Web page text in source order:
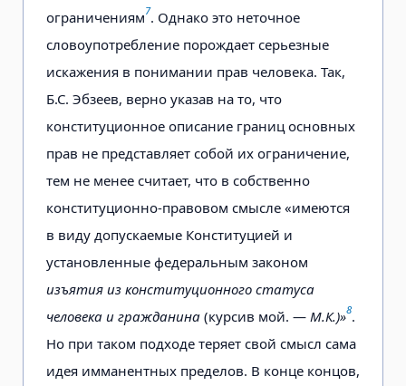
ограничениям7. Однако это неточное
словоупотребление порождает серьезные
искажения в понимании прав человека. Так,
Б.С. Эбзеев, верно указав на то, что
конституционное описание границ основных
прав не представляет собой их ограничение,
тем не менее считает, что в собственно
конституционно-правовом смысле «имеются
в виду допускаемые Конституцией и
установленные федеральным законом
изъятия из конституционного статуса
человека и гражданина (курсив мой. — М.К.)»8.
Но при таком подходе теряет свой смысл сама
идея имманентных пределов. В конце концов,